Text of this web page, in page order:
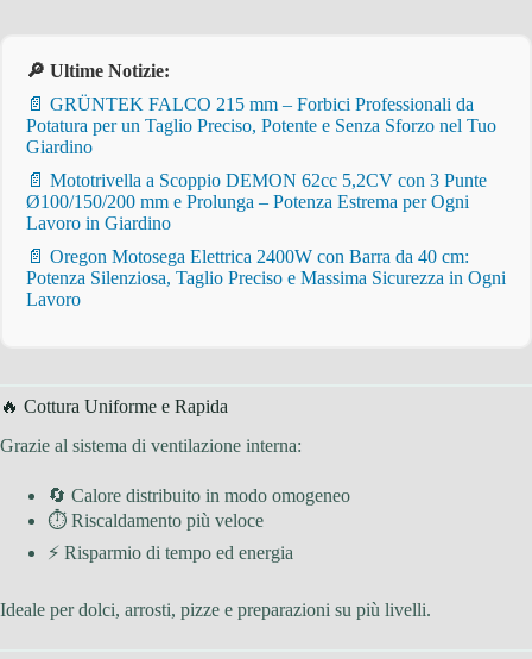
🔎 Ultime Notizie:
📄 GRÜNTEK FALCO 215 mm – Forbici Professionali da
Potatura per un Taglio Preciso, Potente e Senza Sforzo nel Tuo
Giardino
📄 Mototrivella a Scoppio DEMON 62cc 5,2CV con 3 Punte
Ø100/150/200 mm e Prolunga – Potenza Estrema per Ogni
Lavoro in Giardino
📄 Oregon Motosega Elettrica 2400W con Barra da 40 cm:
Potenza Silenziosa, Taglio Preciso e Massima Sicurezza in Ogni
Lavoro
🔥 Cottura Uniforme e Rapida
Grazie al sistema di ventilazione interna:
🔄 Calore distribuito in modo omogeneo
⏱ Riscaldamento più veloce
⚡ Risparmio di tempo ed energia
Ideale per dolci, arrosti, pizze e preparazioni su più livelli.